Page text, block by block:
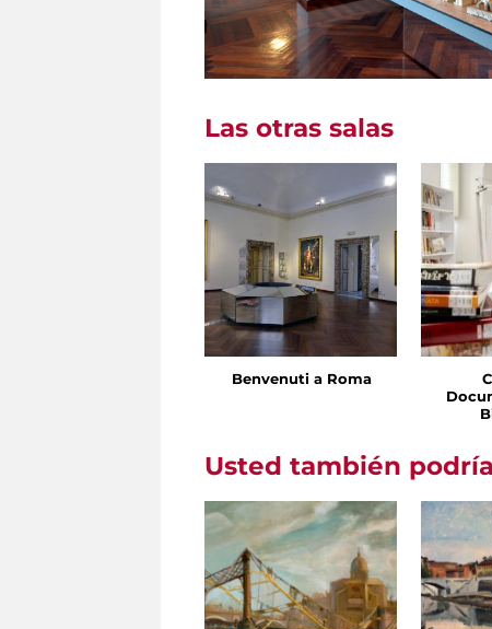
Las otras salas
Benvenuti a Roma
Usted también